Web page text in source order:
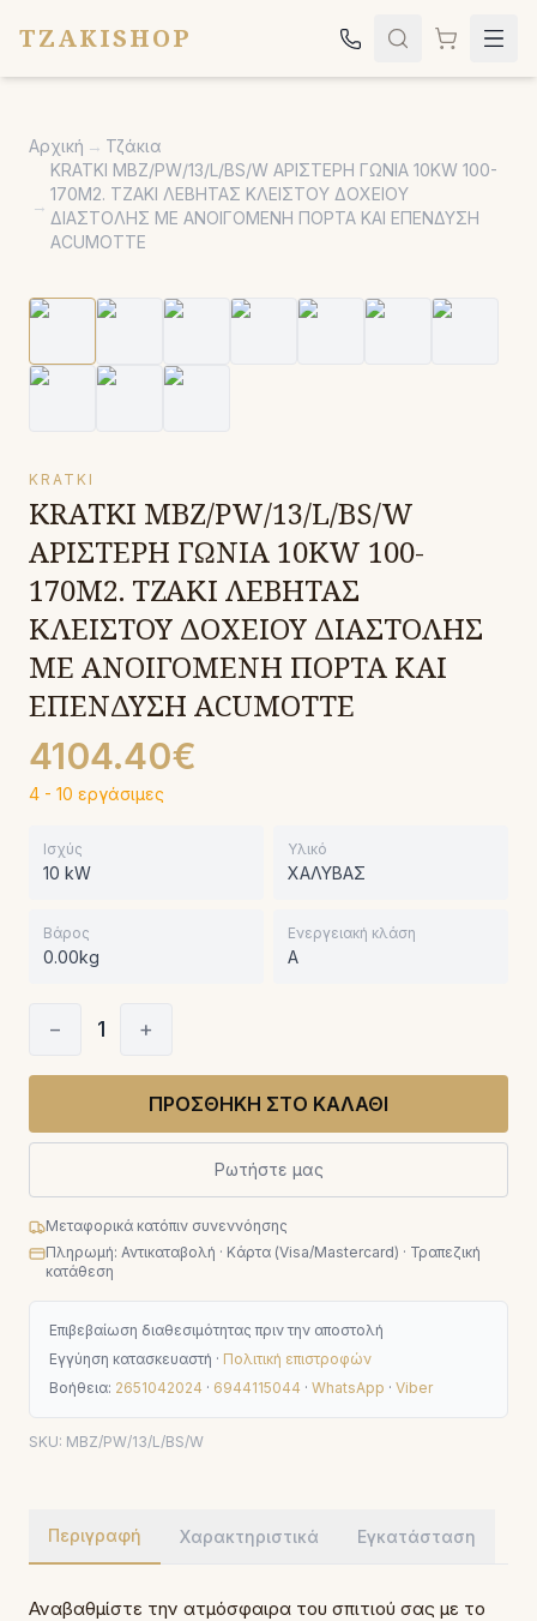
TZAKISHOP
Σόμπες
Ψησταριές
Κήπος
Εκκλησιαστικά
Αρχική → Τζάκια
→
KRATKI MBZ/PW/13/L/BS/W ΑΡΙΣΤΕΡΗ ΓΩΝΙΑ 10KW 100-
170M2. ΤΖΑΚΙ ΛΕΒΗΤΑΣ ΚΛΕΙΣΤΟΥ ΔΟΧΕΙΟΥ
ΔΙΑΣΤΟΛΗΣ ΜΕ ΑΝΟΙΓΟΜΕΝΗ ΠΟΡΤΑ ΚΑΙ ΕΠΕΝΔΥΣΗ
ACUMOTTE
KRATKI
KRATKI MBZ/PW/13/L/BS/W
ΑΡΙΣΤΕΡΗ ΓΩΝΙΑ 10KW 100-
170M2. ΤΖΑΚΙ ΛΕΒΗΤΑΣ
ΚΛΕΙΣΤΟΥ ΔΟΧΕΙΟΥ ΔΙΑΣΤΟΛΗΣ
ΜΕ ΑΝΟΙΓΟΜΕΝΗ ΠΟΡΤΑ ΚΑΙ
ΕΠΕΝΔΥΣΗ ACUMOTTE
4104.40€
4 - 10 εργάσιμες
Ισχύς
10 kW
Υλικό
ΧΑΛΥΒΑΣ
Βάρος
0.00kg
Ενεργειακή κλάση
A
− 1 +
ΠΡΟΣΘΗΚΗ ΣΤΟ ΚΑΛΑΘΙ
Ρωτήστε μας
Μεταφορικά κατόπιν συνεννόησης
Πληρωμή: Αντικαταβολή · Κάρτα (Visa/Mastercard) · Τραπεζική
κατάθεση
Επιβεβαίωση διαθεσιμότητας πριν την αποστολή
Εγγύηση κατασκευαστή · Πολιτική επιστροφών
Βοήθεια: 2651042024 · 6944115044 · WhatsApp · Viber
SKU: MBZ/PW/13/L/BS/W
Περιγραφή Χαρακτηριστικά Εγκατάσταση
Αναβαθμίστε την ατμόσφαιρα του σπιτιού σας με το